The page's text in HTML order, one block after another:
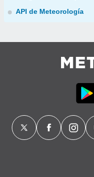
API de Meteorología